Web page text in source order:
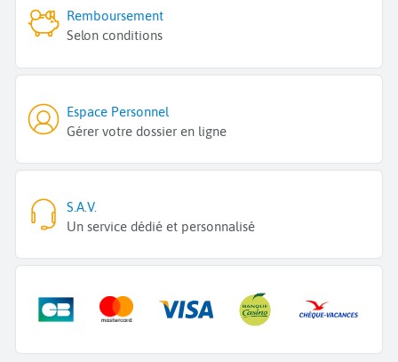
Remboursement
Selon conditions
Espace Personnel
Gérer votre dossier en ligne
S.A.V.
Un service dédié et personnalisé